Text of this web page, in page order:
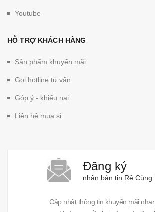
Youtube
HỖ TRỢ KHÁCH HÀNG
Sản phẩm khuyến mãi
Gọi hotline tư vấn
Góp ý - khiếu nại
Liên hệ mua sỉ
Đăng ký
nhận bản tin Rẻ Cùng
Cập nhật thông tin khuyến mãi